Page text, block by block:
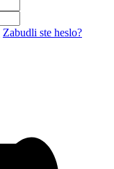
Zabudli ste heslo?